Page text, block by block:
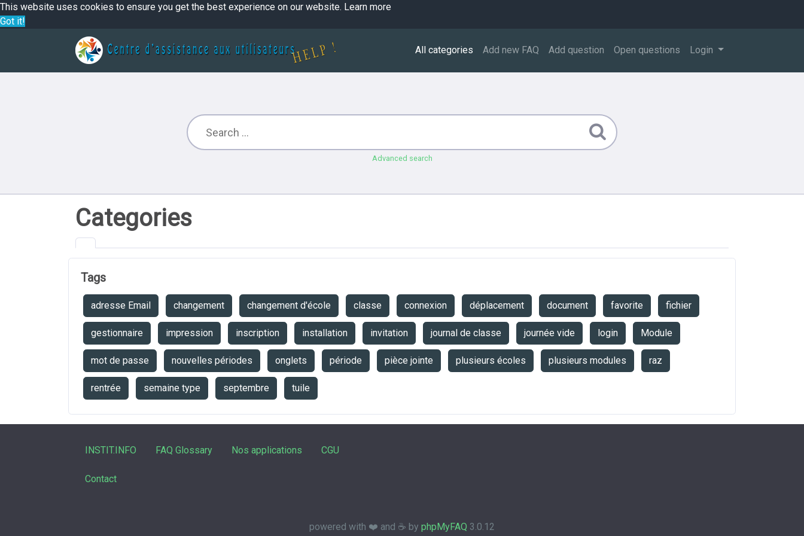
This website uses cookies to ensure you get the best experience on our website. Learn more
Got it!
All categories Add new FAQ Add question Open questions Login
Advanced search
Categories
Tags
adresse Email changement changement d'école classe connexion déplacement document favorite fichier
gestionnaire impression inscription installation invitation journal de classe journée vide login Module
mot de passe nouvelles périodes onglets période pièce jointe plusieurs écoles plusieurs modules raz
rentrée semaine type septembre tuile
INSTIT.INFO FAQ Glossary Nos applications CGU
Contact
powered with ❤️ and ☕️ by phpMyFAQ 3.0.12